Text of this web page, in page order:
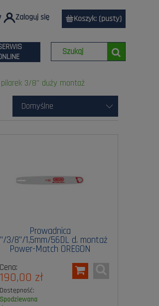
Zaloguj się Koszyk: (pusty)
3/8" duży montaż
Prowadnica
3/8"/1,5mm/56DL d. montaż
Power-Match OREGON
Cena:
190,00 zł
Dostępność:
spodziewana